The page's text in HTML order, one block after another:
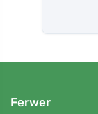
Ferwer